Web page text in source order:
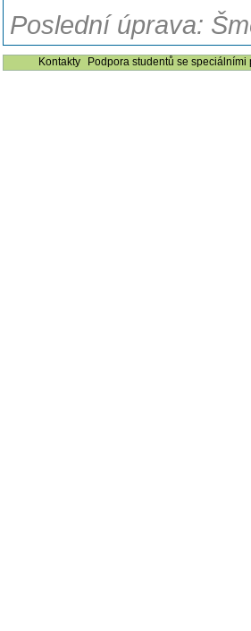
Poslední úprava:
Kontakty
Podpora studentů se speciálními